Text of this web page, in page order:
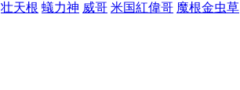
壮天根 蟻力神 威哥 米国紅偉哥 魔根金虫草